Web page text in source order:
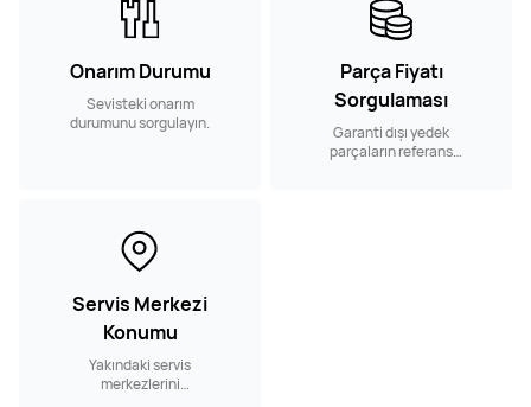
Onarım Durumu
Sevisteki onarım
durumunu sorgulayın.
Parça Fiyatı
Sorgulaması
Garanti dışı yedek
parçaların referans
Servis Merkezi
Konumu
Yakındaki servis
merkezlerini